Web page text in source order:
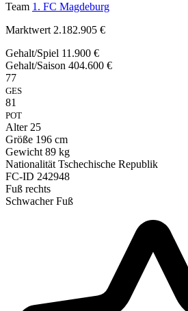
Team 1. FC Magdeburg
Marktwert2.182.905 €
Gehalt/Spiel 11.900 €
Gehalt/Saison 404.600 €
77
GES
81
POT
Alter25
Größe 196 cm
Gewicht89 kg
Nationalität Tschechische Republik
FC-ID 242948
Fuß rechts
Schwacher Fuß